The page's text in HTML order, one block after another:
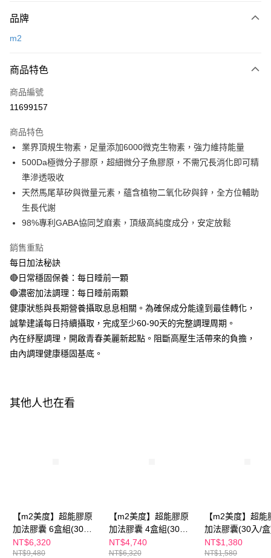
AFTEE先享後付
相關說明
AFTEE先享後付是「在收到商品之後才付款」的支付方式。 讓您購物簡單
便利好安心！
２．便利：只要手機號碼，簡訊認證，即可結帳。
３．安心：先確認商品／服務後，再付款。
【「AFTEE先享後付」結帳流程】
結帳頁面，進行簡訊認證並確認金額後，即可完成結帳。
２．訂單成立數日內，您將收到繳費通知簡訊。
３．收到繳費通知簡訊後14天內，點擊此簡訊中的連結，可透過四大超商／
ATM／網路銀行／等多元方式進行付款，方視為交易完成。
※ 請注意：結帳手續完成當下不需立刻繳費，但若您需要取消訂單，請聯絡
購買商品的店家。未經商家同意取消之訂單仍視為有效，需透過AFTEE先享
※ 交易是否成功請以「AFTEE先享後付 」之結帳頁面顯示為準，若有關於
客戶支援中心」
１．透過由恩沛科技股份有限公司提供之「AFTEE先享後付」服務完成之交
易，需依本服務之必要範圍內提供個人資料，並將交易相關給付款項請求債
權轉讓予恩沛科技股份有限公司。
２．關於個人資料處理事宜，請瀏覽以下網址：
https://aftee.tw/terms/#terms3
３．未成年的使用者請事先徵得法定代理人或監護人之同意方可使用
任。
５．嚴禁一人註冊多個帳號或使用他人資訊註冊。若發現惡意使用之情形，
運送方式
全家付款取貨
每筆NT$100，滿NT$600(含以上)免運費
付款後全家取貨
每筆NT$100，滿NT$600(含以上)免運費
萊爾富取貨付款
每筆NT$100，滿NT$600(含以上)免運費
付款後萊爾富取貨
每筆NT$100，滿NT$600(含以上)免運費
7-11付款取貨
每筆NT$100，滿NT$600(含以上)免運費
付款後7-11取貨
每筆NT$100，滿NT$600(含以上)免運費
宅配
每筆NT$100，滿NT$600(含以上)免運費
每筆NT$150，滿NT$1,500(含以上)免運費
盒)
品牌
m2
商品特色
商品編號
11699157
商品特色
業界頂規生物素，足量添加6000微克生物素，強力維持能量
500Da極微分子膠原，超細微分子魚膠原，不需冗長消化即可精
準滲透吸收
天然馬尾草矽與微量元素，蘊含植物二氧化矽與鋅，全方位輔助
生長代謝
98%專利GABA協同芝麻素，頂級高純度成分，安定放鬆
銷售重點
每日加法秘訣
🔴日常穩固保養：每日睡前一顆
🔴濃密加法調理：每日睡前兩顆
健康狀態與長期營養攝取息息相關。為確保成分能達到最佳轉化，
誠摯建議每日持續攝取，完成至少60-90天的完整調理周期。
內在紓壓調理，開啟青春美麗新起點。阻斷高壓生活帶來的負擔，
由內調理健康穩固基底。
其他人也在看
【m2美度】超能膠原
加法膠囊 6盒組(30入/
盒)
NT$6,320
NT$9,480
【m2美度】超能膠原
加法膠囊 4盒組(30入/
盒)
NT$4,740
NT$6,320
【m2美度】超能
加法膠囊(30入/
NT$1,380
NT$1,580